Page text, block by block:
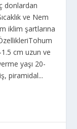
donlardan
ve Nem
iklim şartlarına
cm uzun ve
yaşı 20-
piramidal...